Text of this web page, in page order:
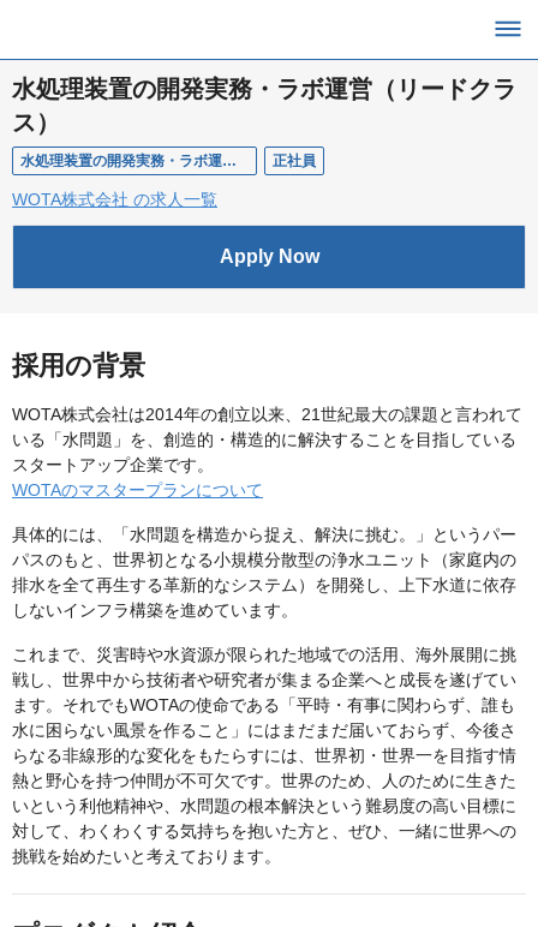
水処理装置の開発実務・ラボ運営（リードクラ
ス）
水処理装置の開発実務・ラボ運営（リードクラス） 正社員
WOTA株式会社 の求人一覧
Apply Now
採用の背景
WOTA株式会社は2014年の創立以来、21世紀最大の課題と言われて
いる「水問題」を、創造的・構造的に解決することを目指している
スタートアップ企業です。
WOTAのマスタープランについて
具体的には、「水問題を構造から捉え、解決に挑む。」というパー
パスのもと、世界初となる小規模分散型の浄水ユニット（家庭内の
排水を全て再生する革新的なシステム）を開発し、上下水道に依存
しないインフラ構築を進めています。
これまで、災害時や水資源が限られた地域での活用、海外展開に挑
戦し、世界中から技術者や研究者が集まる企業へと成長を遂げてい
ます。それでもWOTAの使命である「平時・有事に関わらず、誰も
水に困らない風景を作ること」にはまだまだ届いておらず、今後さ
らなる非線形的な変化をもたらすには、世界初・世界一を目指す情
熱と野心を持つ仲間が不可欠です。世界のため、人のために生きた
いという利他精神や、水問題の根本解決という難易度の高い目標に
対して、わくわくする気持ちを抱いた方と、ぜひ、一緒に世界への
挑戦を始めたいと考えております。